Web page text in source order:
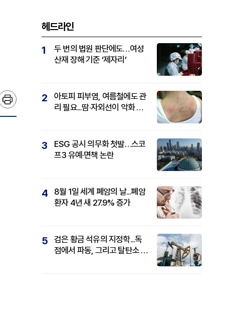
헤드라인
1
두 번의 법원 판단에도…여성
산재 장해 기준 ‘제자리’
2
아토피 피부염, 여름철에도 관
리 필요...땀·자외선이 악화 요
3
ESG 공시 의무화 첫발…스코
프3 유예·면책 논란
4
8월 1일 세계 폐암의 날...폐암
환자 4년 새 27.9% 증가
5
검은 황금 석유의 지정학...독
점에서 파동, 그리고 탈탄소 패